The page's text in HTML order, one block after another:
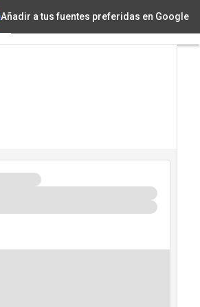
Añadir a tus fuentes preferidas en Google